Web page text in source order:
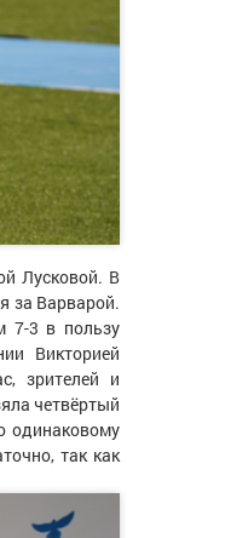
Лусковой. В
за Варварой.
7-3 в пользу
Викторией
зрителей и
четвёртый
одинаковому
так как